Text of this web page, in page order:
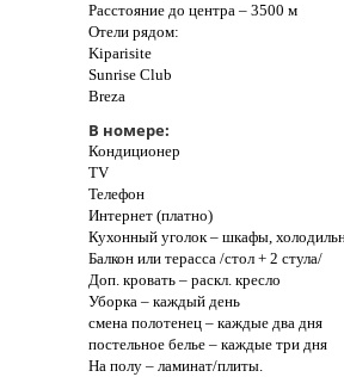
Расстояние до центра – 3500 м
Отели рядом:
Kiparisite
Sunrise Club
Breza
В номере:
Кондиционер
TV
Телефон
Интернет (платно)
Кухонный уголок – шкафы,
Балкон или терасса /стол + 2 стула/
Доп. кровать – раскл. кресло
Уборка – каждый день
смена полотенец – каждые два дня
постельное белье – каждые три дня
На полу – ламинат/плиты.